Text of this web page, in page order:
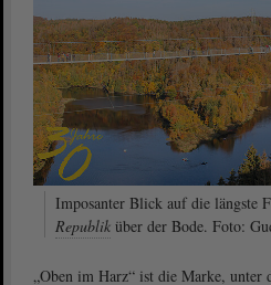
Imposanter Blick auf die längste
Republik über der Bode. Foto:
„Oben im Harz“ ist die Marke, unter